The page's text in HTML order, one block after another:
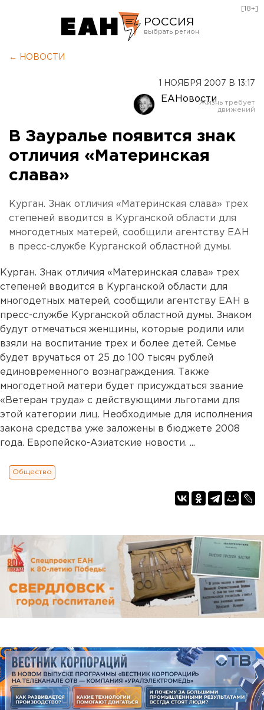
РОССИЯ
Оренбург
[18+]
← НОВОСТИ
1 НОЯБРЯ 2007 В 13:17
ЕАНовости
В Зауралье появится знак
отличия «Материнская
слава»
Курган. Знак отличия «Материнская слава» трех
степеней вводится в Курганской области для
многодетных матерей, сообщили агентству ЕАН
в пресс-службе Курганской областной думы.
Курган. Знак отличия «Материнская слава» трех
степеней вводится в Курганской области для
многодетных матерей, сообщили агентству ЕАН в
пресс-службе Курганской областной думы. Знаком
будут отмечаться женщины, которые родили или
взяли на воспитание трех и более детей. Семье
будет вручаться от 25 до 100 тысяч рублей
единовременного вознаграждения. Также
многодетной матери будет присуждаться звание
«Ветеран труда» с действующими льготами для
этой категории лиц. Необходимые для исполнения
закона средства уже заложены в бюджете 2008
года. Европейско-Азиатские новости. ...
Общество